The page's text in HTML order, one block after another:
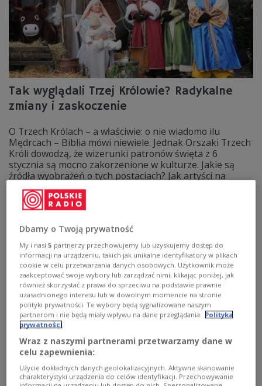
Tak wyglądali Trzej Królowie? Radykalne
zmiany i zaskoczenie
O Trzech Królach – a właściwie: o nie wiadomo ilu
Mędrcach – Biblia mówi niewiele. Jednak Orszaki Trzech
Króli dowodzą, że wizerunki patronów święta z 6
stycznia są mocno zakorzenione w kulturze. Jakie są
źródła wyobrażeń o tych postaciach? Jak artyści na
przestrzeni ponad półtora tysiąca lat przedstawiali
Trzech Króli?
Zobacz więcej na temat:
Orszaki Trzech Króli na ulicach miast. "Są
okazją do świętowania polskiej kultury"
Dbamy o Twoją prywatność
My i nasi5 partnerzy przechowujemy lub uzyskujemy dostęp do
informacji na urządzeniu, takich jak unikalne identyfikatory w plikach
cookie w celu przetwarzania danych osobowych. Użytkownik może
zaakceptować swoje wybory lub zarządzać nimi, klikając poniżej, jak
również skorzystać z prawa do sprzeciwu na podstawie prawnie
uzasadnionego interesu lub w dowolnym momencie na stronie
polityki prywatności. Te wybory będą sygnalizowane naszym
partnerom i nie będą miały wpływu na dane przeglądania.
Polityka
prywatności
Wraz z naszymi partnerami przetwarzamy dane w
celu zapewnienia:
Użycie dokładnych danych geolokalizacyjnych. Aktywne skanowanie
charakterystyki urządzenia do celów identyfikacji. Przechowywanie